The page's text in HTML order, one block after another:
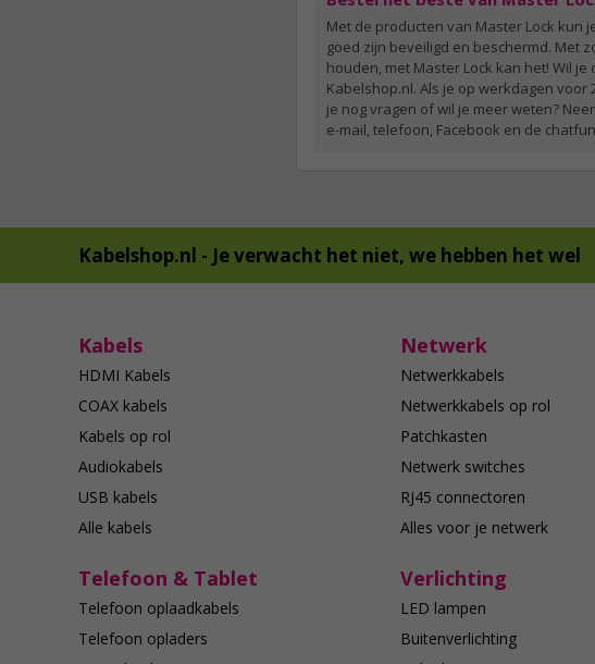
Met de producten van Master Lock
goed zijn beveiligd en beschermd. Met
houden, met Master Lock kan het! Wil
Kabelshop.nl. Als je op werkdagen
je nog vragen of wil je meer weten?
e-mail, telefoon, Facebook en de
Kabelshop.nl - Je verwacht het niet, we hebben het wel
Kabels
HDMI Kabels
COAX kabels
Kabels op rol
Audiokabels
USB kabels
Alle kabels
Netwerk
Netwerkkabels
Netwerkkabels op rol
Patchkasten
Netwerk switches
RJ45 connectoren
Alles voor je netwerk
Telefoon & Tablet
Telefoon oplaadkabels
Telefoon opladers
Verlichting
LED lampen
Buitenverlichting